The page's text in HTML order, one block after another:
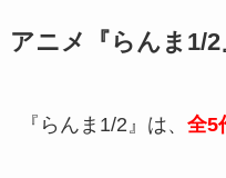
アニメ『らんま1/
『らんま1/2』は、 全5